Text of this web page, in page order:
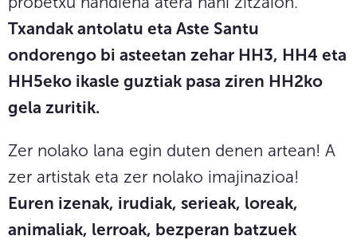
Txandak antolatu eta Aste Santu
ondorengo bi asteetan zehar HH3, HH4 eta
HH5eko ikasle guztiak pasa ziren HH2ko
gela zuritik.
Zer nolako lana egin duten denen artean! A
zer artistak eta zer nolako imajinazioa!
Euren izenak, irudiak, serieak, loreak,
animaliak, lerroak, bezperan batzuek